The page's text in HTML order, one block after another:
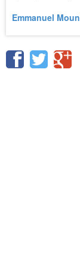
Emmanuel